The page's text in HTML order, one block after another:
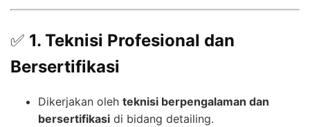
✅ 1. Teknisi Profesional dan
Bersertifikasi
Dikerjakan oleh teknisi berpengalaman dan
bersertifikasi di bidang detailing.